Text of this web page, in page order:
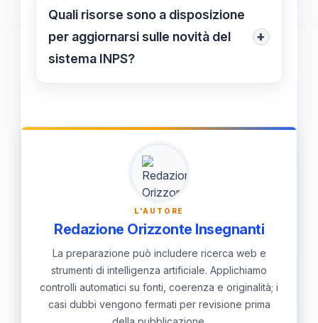
sicuro e immediato sulla casella PEC
indicata dall’utente, garantendo una
consegna tracciabile e senza ritardi.
Quali risorse sono a disposizione
per aggiornarsi sulle novità del
sistema INPS?
+
L’INPS organizza corsi e webinar
divulgando le innovazioni
tecnologiche e le modalità di utilizzo
delle nuove piattaforme digitali.
L'AUTORE
Redazione Orizzonte Insegnanti
La preparazione può includere ricerca web e
strumenti di intelligenza artificiale. Applichiamo
controlli automatici su fonti, coerenza e originalità; i
casi dubbi vengono fermati per revisione prima